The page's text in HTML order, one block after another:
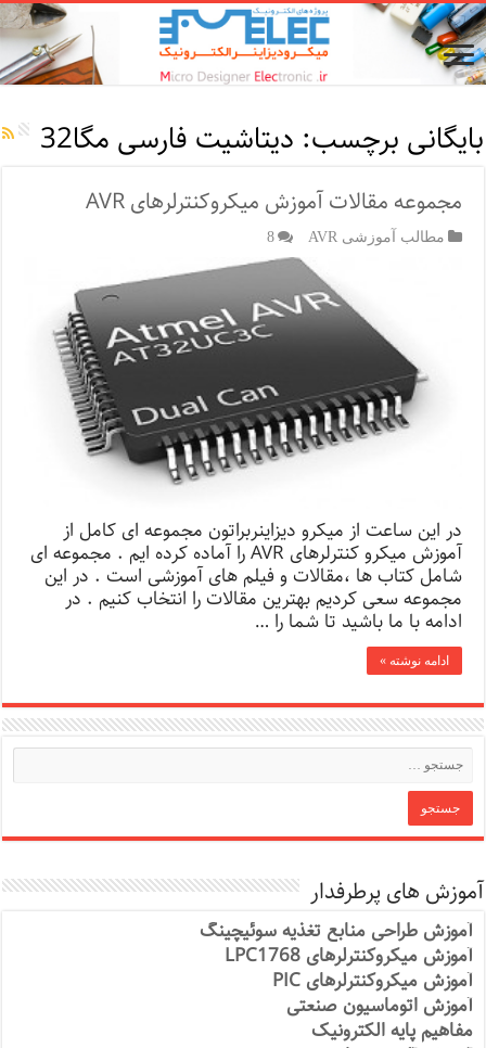
بایگانی برچسب: دیتاشیت فارسی مگا32
مجموعه مقالات آموزش میکروکنترلرهای AVR
مطالب آموزشی AVR 8
در این ساعت از میکرو دیزاینربراتون مجموعه ای کامل از
آموزش میکرو کنترلرهای AVR را آماده کرده ایم . مجموعه ای
شامل کتاب ها ،مقالات و فیلم های آموزشی است . در این
مجموعه سعی کردیم بهترین مقالات را انتخاب کنیم . در
ادامه با ما باشید تا شما را …
ادامه نوشته »
آموزش های پرطرفدار
آموزش طراحی منابع تغذیه سوئیچینگ
آموزش میکروکنترلرهای LPC1768
آموزش میکروکنترلرهای PIC
آموزش اتوماسیون صنعتی
مفاهیم پایه الکترونیک